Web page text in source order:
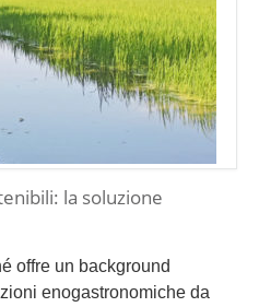
la soluzione
offre un background
enogastronomiche da